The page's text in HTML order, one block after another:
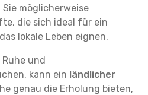
möglicherweise
die sich ideal für ein
lokale Leben eignen.
und
kann ein ländlicher
genau die Erholung bieten,